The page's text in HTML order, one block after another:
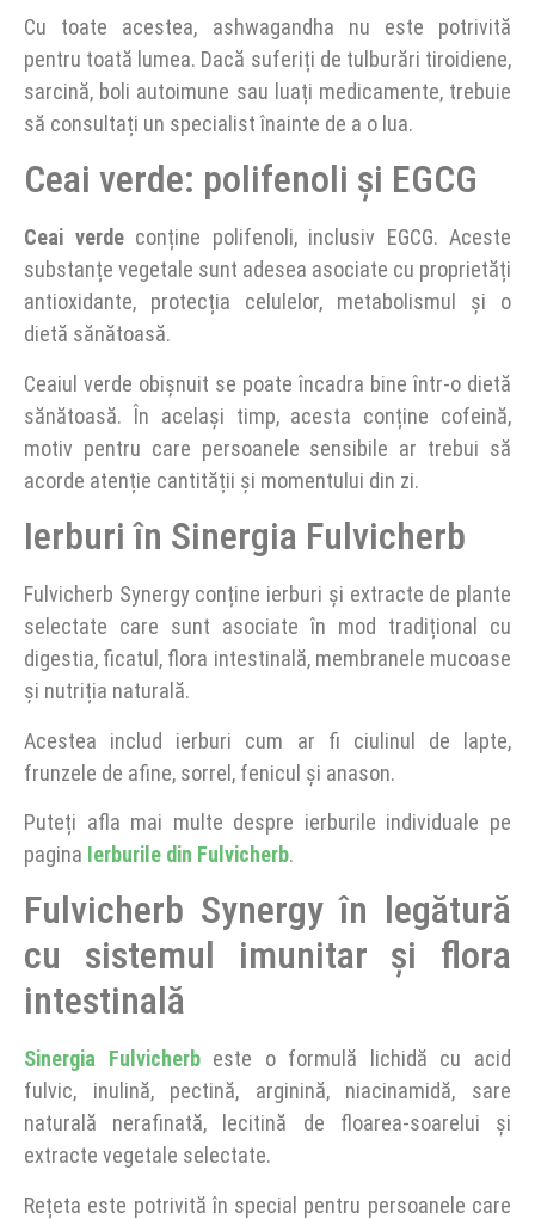
Cu toate acestea, ashwagandha nu este potrivită
pentru toată lumea. Dacă suferiți de tulburări tiroidiene,
sarcină, boli autoimune sau luați medicamente, trebuie
să consultați un specialist înainte de a o lua.
Ceai verde: polifenoli și EGCG
Ceai verdeconține polifenoli, inclusiv EGCG. Aceste
substanțe vegetale sunt adesea asociate cu proprietăți
antioxidante, protecția celulelor, metabolismul și o
dietă sănătoasă.
Ceaiul verde obișnuit se poate încadra bine într-o dietă
sănătoasă. În același timp, acesta conține cofeină,
motiv pentru care persoanele sensibile ar trebui să
acorde atenție cantității și momentului din zi.
Ierburi în Sinergia Fulvicherb
Fulvicherb Synergy conține ierburi și extracte de plante
selectate care sunt asociate în mod tradițional cu
digestia, ficatul, flora intestinală, membranele mucoase
și nutriția naturală.
Acestea includ ierburi cum ar fi ciulinul de lapte,
frunzele de afine, sorrel, fenicul și anason.
Puteți afla mai multe despre ierburile individuale pe
pagina Ierburile din Fulvicherb.
Fulvicherb Synergy în legătură
cu sistemul imunitar și flora
intestinală
Sinergia Fulvicherbeste o formulă lichidă cu acid
fulvic, inulină, pectină, arginină, niacinamidă, sare
naturală nerafinată, lecitină de floarea-soarelui și
extracte vegetale selectate.
Rețeta este potrivită în special pentru persoanele care